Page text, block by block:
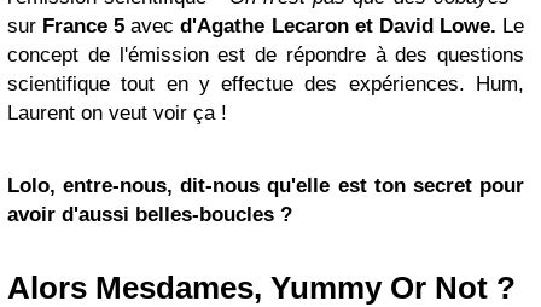
sur France 5 avecd'Agathe Lecaron et David Lowe. Le
concept de l'émission est de répondre à des questions
scientifique tout en y effectue des expériences. Hum,
Laurent on veut voir ça !
Lolo, entre-nous, dit-nous qu'elle est ton secret pour
avoir d'aussi belles-boucles ?
Alors Mesdames, Yummy Or Not ?